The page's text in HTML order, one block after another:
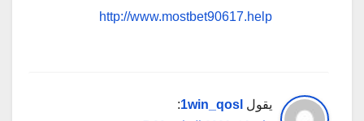
http://www.mostbet90617.help
يقول 1win_qosl
: